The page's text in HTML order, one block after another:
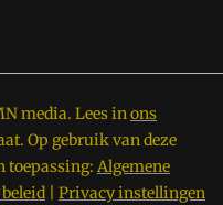
media. Lees inons
Op gebruik van deze
toepassing: Algemene
Privacy instellingen